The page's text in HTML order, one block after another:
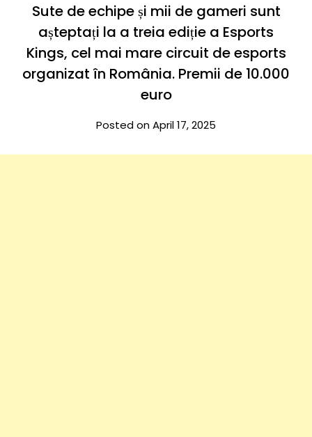
Sute de echipe și mii de gameri sunt
așteptați la a treia ediție a Esports
Kings, cel mai mare circuit de esports
organizat în România. Premii de 10.000
euro
Posted on April 17, 2025